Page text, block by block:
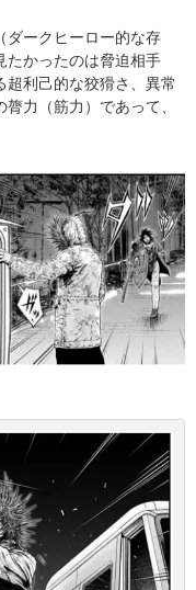
ダークヒーロー的な存
たかったのは脅迫相手
超利己的な狡猾さ、異常
力（筋力）であって、